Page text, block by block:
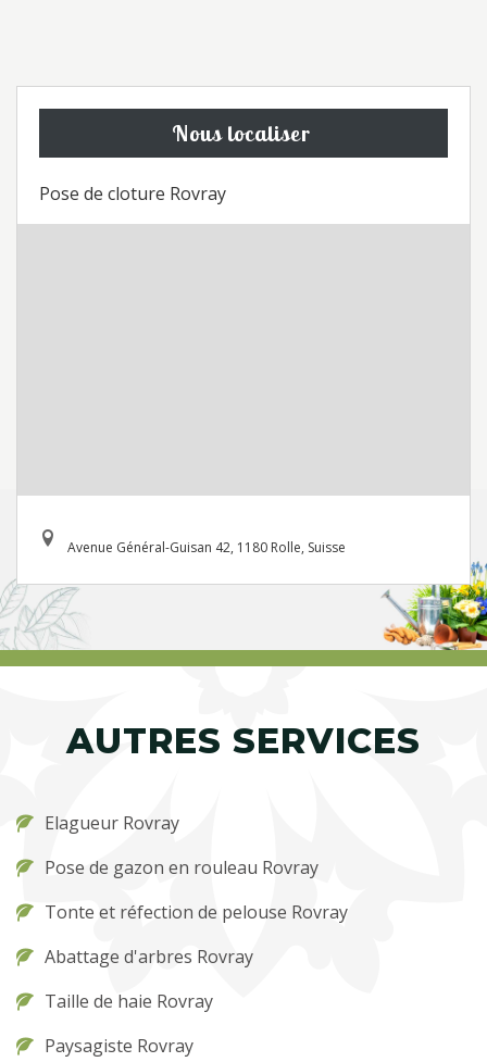
Nous localiser
Pose de cloture Rovray
Avenue Général-Guisan 42, 1180 Rolle, Suisse
AUTRES SERVICES
Elagueur Rovray
Pose de gazon en rouleau Rovray
Tonte et réfection de pelouse Rovray
Abattage d'arbres Rovray
Taille de haie Rovray
Paysagiste Rovray